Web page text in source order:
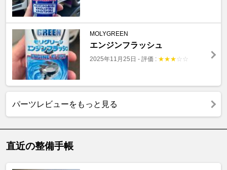
MOLYGREEN
エンジンフラッシュ
2025年11月25日 - 評価 : ★★★ ☆ ☆
パーツレビューをもっと見る
直近の整備手帳